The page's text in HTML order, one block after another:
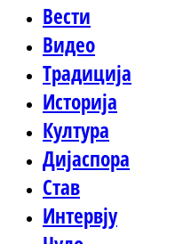
Вести
Видео
Традиција
Историја
Култура
Дијаспора
Став
Интервју